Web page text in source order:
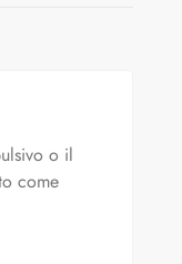
o il
come